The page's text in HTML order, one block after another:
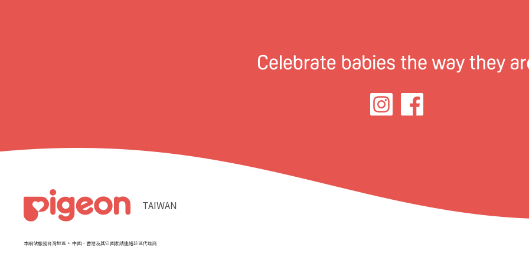
TAIWAN
本網站服務台灣地區。 中國、香港及其它國家請連絡該區代理商